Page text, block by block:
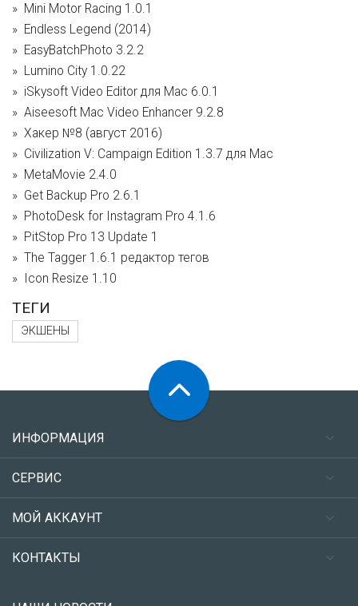
Mini Motor Racing 1.0.1
Endless Legend (2014)
EasyBatchPhoto 3.2.2
Lumino City 1.0.22
iSkysoft Video Editor для Mac 6.0.1
Aiseesoft Mac Video Enhancer 9.2.8
Хакер №8 (август 2016)
Civilization V: Campaign Edition 1.3.7 для Mac
MetaMovie 2.4.0
Get Backup Pro 2.6.1
PhotoDesk for Instagram Pro 4.1.6
PitStop Pro 13 Update 1
The Tagger 1.6.1 редактор тегов
Icon Resize 1.10
ТЕГИ
ЭКШЕНЫ
ИНФОРМАЦИЯ
СЕРВИС
МОЙ АККАУНТ
КОНТАКТЫ